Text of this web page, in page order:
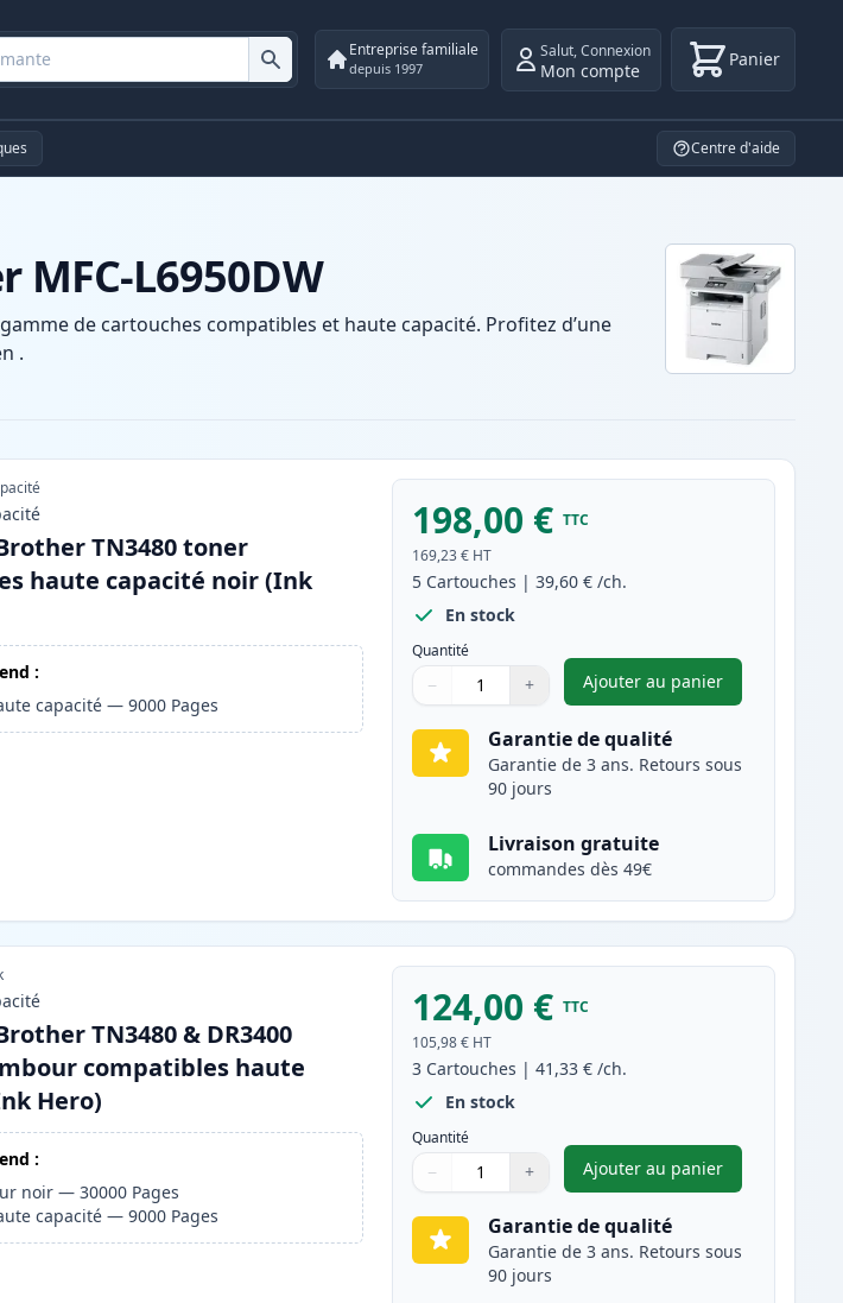
Entreprise familiale
depuis 1997
Salut,Connexion
Mon compte Panier
Centre d'aide
MFC-L6950DW
de cartouches compatibles et haute capacité. Profitez d’une
.
TN3480 toner
haute capacité noir (Ink
:
capacité —9000 Pages
198,00 € TTC
169,23 € HT
5 Cartouches |39,60 € /ch.
En stock
Quantité
Quantité
Utilisez les boutons pour ajuster
− +
Quantité
Ajouter au panier
,Pack de 5 Brother
Garantie de qualité
Garantie de 3 ans. Retours sous
90 jours
Livraison gratuite
commandes dès 49€
TN3480 & DR3400
compatibles haute
Hero)
:
noir —30000 Pages
capacité —9000 Pages
124,00 € TTC
105,98 € HT
3 Cartouches |41,33 € /ch.
En stock
Quantité
Quantité
Utilisez les boutons pour ajuster
− +
Quantité
Ajouter au panier
,Pack de 3 Brother
Garantie de qualité
Garantie de 3 ans. Retours sous
90 jours